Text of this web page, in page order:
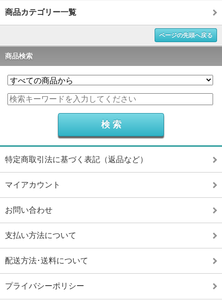
商品カテゴリー一覧
ページの先頭へ戻る
商品検索
特定商取引法に基づく表記（返品など）
マイアカウント
お問い合わせ
支払い方法について
配送方法･送料について
プライバシーポリシー